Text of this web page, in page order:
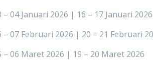
– 04 Januari 2026 | 16 – 17 Januari 2026
– 07 Februari 2026 | 20 – 21 Februari
– 06 Maret 2026 | 19 – 20 Maret 2026